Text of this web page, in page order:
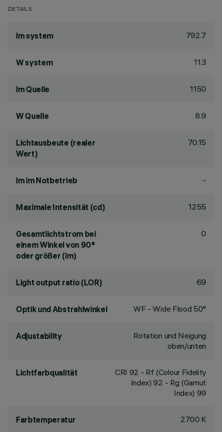
DETAILS
lm system 792.7
W system 11.3
lm Quelle 1150
W Quelle 8.9
Lichtausbeute (realer
Wert)
70.15
lm im Notbetrieb -
Maximale Intensität (cd) 1255
Gesamtlichtstrom bei
einem Winkel von 90°
oder größer (lm)
0
Light output ratio (LOR) 69
Optik und Abstrahlwinkel WF - Wide Flood 50°
Adjustability
Rotation und Neigung
oben/unten
Lichtfarbqualität CRI 92 - Rf (Colour Fidelity
Index) 92 - Rg (Gamut
Index) 99
Farbtemperatur 2700 K